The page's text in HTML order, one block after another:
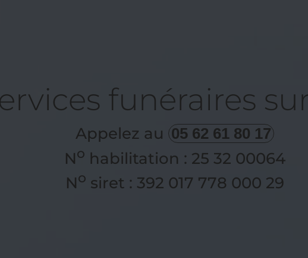
funéraires
Appelez au 05 62 61 80 17
No habilitation : 25 32 00064
No siret : 392 017 778 000 29